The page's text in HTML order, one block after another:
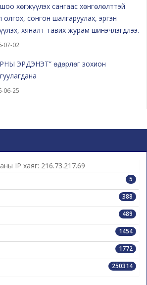
хөгжүүлэх сангаас хөнгөлөлттэй
олгох, сонгон шалгаруулах, эргэн
хяналт тавих журам шинэчлэгдлээ.
07-02
ЭРДЭНЭТ” өдөрлөг зохион
06-25
IP хаяг: 216.73.217.69
5
388
489
1454
1772
250314